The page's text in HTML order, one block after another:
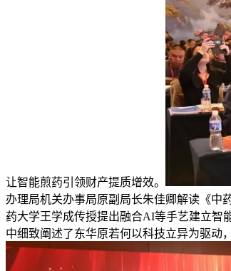
让智能煎药引领财产提质增效。
办理局机关办事局原副局长朱佳卿解读《中
药大学王学成传授提出融合AI等手艺建立智
中细致阐述了东华原若何以科技立异为驱动